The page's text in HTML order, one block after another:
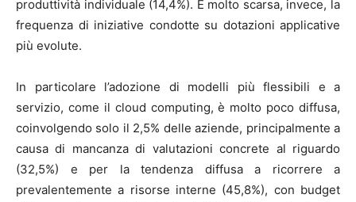
produttività individuale (14,4%). È molto scarsa, invece, la
frequenza di iniziative condotte su dotazioni applicative
più evolute.
In particolare l’adozione di modelli più flessibili e a
servizio, come il cloud computing, è molto poco diffusa,
coinvolgendo solo il 2,5% delle aziende, principalmente a
causa di mancanza di valutazioni concrete al riguardo
(32,5%) e per la tendenza diffusa a ricorrere a
prevalentemente a risorse interne (45,8%), con budget